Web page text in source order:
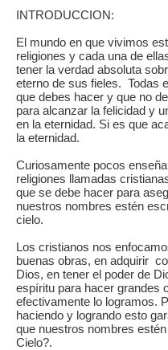
INTRODUCCION:
El mundo en que vivimos
religiones y cada una de
tener la verdad absoluta
eterno de sus fieles. Todas
que debes hacer y que no
para alcanzar la felicidad y
en la eternidad. Si es que
la eternidad.
Curiosamente pocos
religiones llamadas
que se debe hacer para
nuestros nombres estén
cielo.
Los cristianos nos
buenas obras, en adquirir
Dios, en tener el poder de
espíritu para hacer grandes
efectivamente lo logramos.
haciendo y logrando esto
que nuestros nombres
Cielo?.